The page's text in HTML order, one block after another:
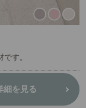
す。
細を見る